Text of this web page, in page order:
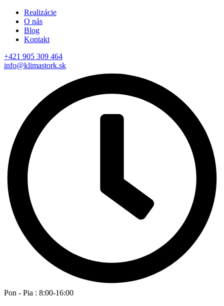
Realizácie
O nás
Blog
Kontakt
+421 905 309 464
info@klimastork.sk
Pon - Pia : 8:00-16:00